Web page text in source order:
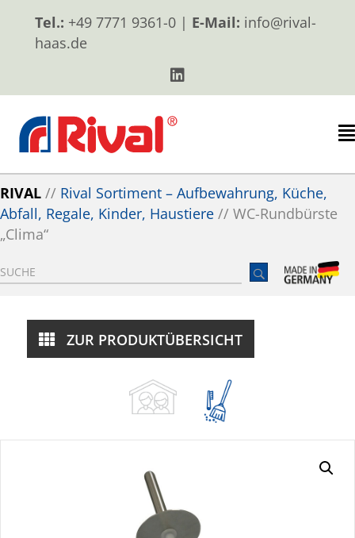
Tel.: +49 7771 9361-0 | E-Mail: info@rival-
haas.de
RIVAL // Rival Sortiment – Aufbewahrung, Küche,
Abfall, Regale, Kinder, Haustiere // WC-Rundbürste
„Clima“
ZUR PRODUKTÜBERSICHT